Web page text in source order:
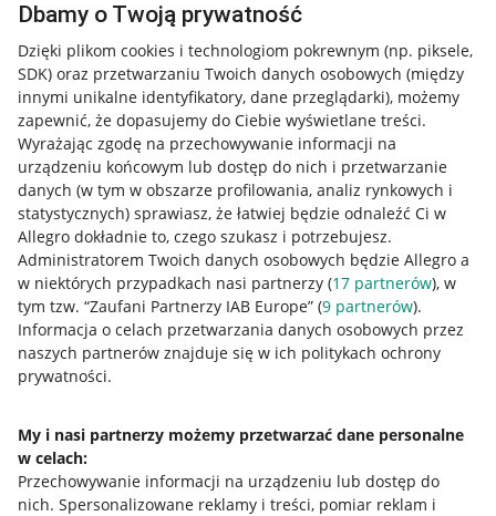
Dbamy o Twoją prywatność
Dzięki plikom cookies i technologiom pokrewnym (np. piksele,
SDK) oraz przetwarzaniu Twoich danych osobowych (między
innymi unikalne identyfikatory, dane przeglądarki), możemy
zapewnić, że dopasujemy do Ciebie wyświetlane treści.
Wyrażając zgodę na przechowywanie informacji na
urządzeniu końcowym lub dostęp do nich i przetwarzanie
danych (w tym w obszarze profilowania, analiz rynkowych i
statystycznych) sprawiasz, że łatwiej będzie odnaleźć Ci w
Allegro dokładnie to, czego szukasz i potrzebujesz.
Administratorem Twoich danych osobowych będzie Allegro a
w niektórych przypadkach nasi partnerzy (17 partnerów), w
tym tzw. “Zaufani Partnerzy IAB Europe” (9 partnerów).
Informacja o celach przetwarzania danych osobowych przez
naszych partnerów znajduje się w ich politykach ochrony
prywatności.
My i nasi partnerzy możemy przetwarzać dane personalne
w celach:
Przechowywanie informacji na urządzeniu lub dostęp do
nich. Spersonalizowane reklamy i treści, pomiar reklam i
Przydatne informacje
Jak to działa
Allegro Gadane dla sprzedających
Allegro Gadane dla kupujących